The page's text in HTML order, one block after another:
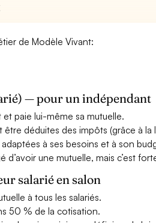
de Modèle Vivant:
— pour un indépendant
paie lui-même sa mutuelle.
déduites des impôts (grâce à la
à ses besoins et à son
d’avoir une mutuelle, mais c’est
salarié en salon
à tous les salariés.
50 % de la cotisation.